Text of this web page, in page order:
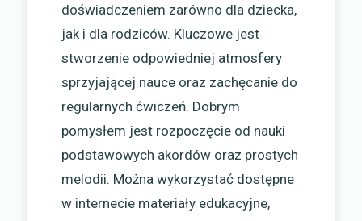
doświadczeniem zarówno dla dziecka,
jak i dla rodziców. Kluczowe jest
stworzenie odpowiedniej atmosfery
sprzyjającej nauce oraz zachęcanie do
regularnych ćwiczeń. Dobrym
pomysłem jest rozpoczęcie od nauki
podstawowych akordów oraz prostych
melodii. Można wykorzystać dostępne
w internecie materiały edukacyjne,